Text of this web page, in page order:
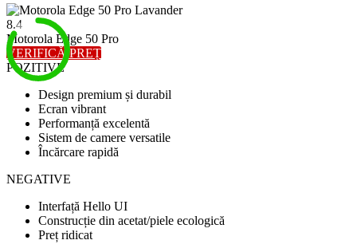
8.4
Motorola Edge 50 Pro
VERIFICĂ PREȚ
POZITIVE
Design premium și durabil
Ecran vibrant
Performanță excelentă
Sistem de camere versatile
Încărcare rapidă
NEGATIVE
Interfață Hello UI
Construcție din acetat/piele ecologică
Preț ridicat